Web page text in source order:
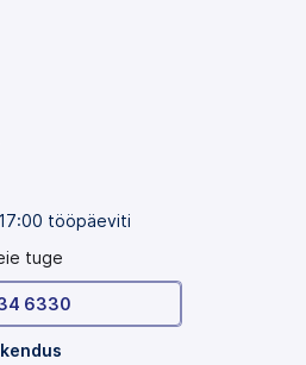
tööpäeviti
tuge
6330